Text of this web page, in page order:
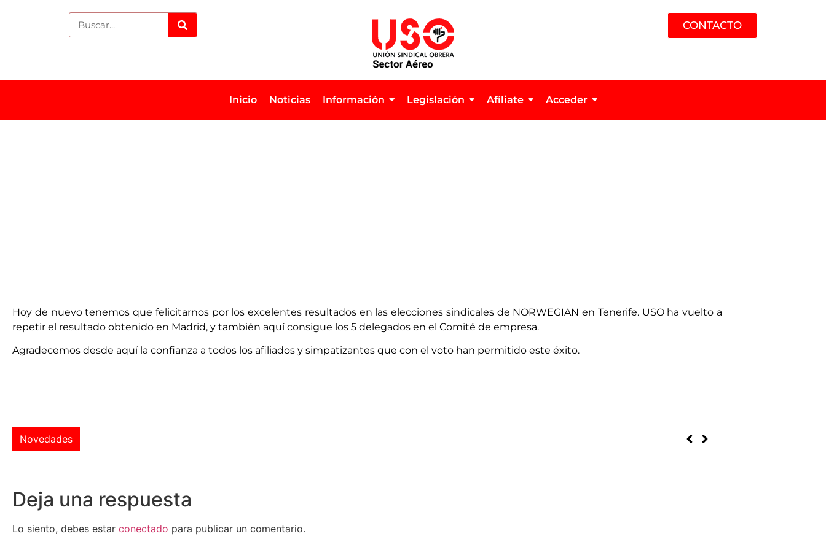
CONTACTO
Inicio Noticias Información Legislación Afíliate Acceder
Hoy de nuevo tenemos que felicitarnos por los excelentes resultados en las elecciones sindicales de NORWEGIAN en Tenerife. USO ha vuelto a
repetir el resultado obtenido en Madrid, y también aquí consigue los 5 delegados en el Comité de empresa.
Agradecemos desde aquí la confianza a todos los afiliados y simpatizantes que con el voto han permitido este éxito.
Novedades
Deja una respuesta
Lo siento, debes estar conectado para publicar un comentario.